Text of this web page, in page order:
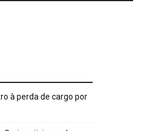
à perda de cargo por